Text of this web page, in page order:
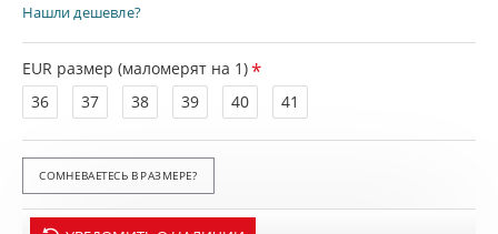
EUR размер (маломерят на 1)
36
37 38 39 40 41
Нашли дешевле?
СОМНЕВАЕТЕСЬ В РАЗМЕРЕ?